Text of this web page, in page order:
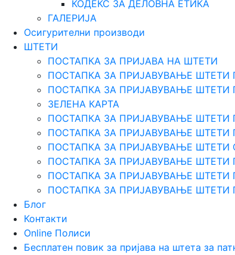
КОДЕКС ЗА ДЕЛОВНА ЕТИКА
ГАЛЕРИЈА
Осигурителни производи
ШТЕТИ
ПОСТАПКА ЗА ПРИЈАВА НА ШТЕТИ
ПОСТАПКА ЗА ПРИЈАВУВАЊЕ ШТЕТИ
ПОСТАПКА ЗА ПРИЈАВУВАЊЕ
ЗЕЛЕНА КАРТА
ПОСТАПКА ЗА ПРИЈАВУВАЊЕ
ПОСТАПКА ЗА ПРИЈАВУВАЊЕ
ПОСТАПКА ЗА ПРИЈАВУВАЊЕ
ПОСТАПКА ЗА ПРИЈАВУВАЊЕ
ПОСТАПКА ЗА ПРИЈАВУВАЊЕ
ПОСТАПКА ЗА ПРИЈАВУВАЊЕ
Блог
Контакти
Online Полиси
Бесплатен повик за пријава на штета за